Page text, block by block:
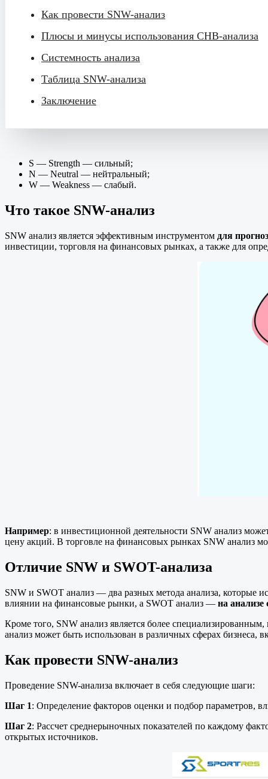
Как провести SNW-анализ
Плюсы и минусы использования СНВ-анализа
Системность анализа
Таблица SNW-анализа
Заключение
S — Strength — сильный;
N — Neutral — нейтральный;
W — Weakness — слабый.
Что такое SNW-анализ
SNW анализ является эффективным инструментом для
инвестиции, торговля на финансовых рынках, а также для
Например: в инвестиционной деятельности SNW анализ
цену акций. В торговле на финансовых рынках SNW анализ
Отличие SNW и SWOT-анализа
SNW и SWOT анализ — два разных метода анализа, которые
влиянии на финансовые рынки, а SWOT анализ — на
Кроме того, SNW анализ является более
анализ может быть использован в различных сферах бизнеса,
Как провести SNW-анализ
Проведение SNW-анализа включает в себя следующие шаги:
Шаг 1: Определение факторов оценки и подбор параметров,
Шаг 2: Рассчет среднерыночных показателей по каждому
открытых источников.